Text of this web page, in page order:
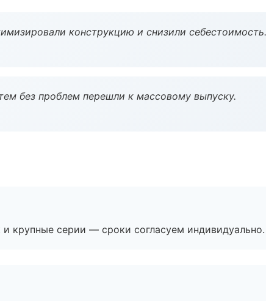
конструкцию и снизили себестоимость.
без проблем перешли к массовому выпуску.
крупные серии — сроки согласуем индивидуально.